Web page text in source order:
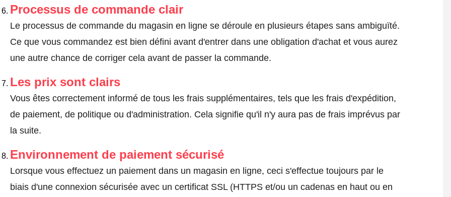
Processus de commande clair
Le processus de commande du magasin en ligne se déroule en plusieurs étapes sans ambiguïté.
Ce que vous commandez est bien défini avant d'entrer dans une obligation d'achat et vous aurez
une autre chance de corriger cela avant de passer la commande.
Les prix sont clairs
Vous êtes correctement informé de tous les frais supplémentaires, tels que les frais d'expédition,
de paiement, de politique ou d'administration. Cela signifie qu'il n'y aura pas de frais imprévus par
la suite.
Environnement de paiement sécurisé
Lorsque vous effectuez un paiement dans un magasin en ligne, ceci s'effectue toujours par le
biais d'une connexion sécurisée avec un certificat SSL (HTTPS et/ou un cadenas en haut ou en